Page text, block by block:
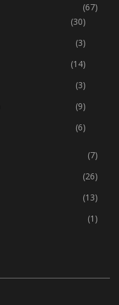
(67)
(30)
(3)
(14)
(3)
(9)
(6)
(7)
(26)
(13)
(1)